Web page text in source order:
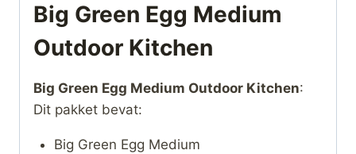
Big Green Egg Medium
Outdoor Kitchen
Big Green Egg Medium Outdoor Kitchen:
Dit pakket bevat:
Big Green Egg Medium